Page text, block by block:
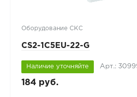
Оборудование СКС
CS2-1C5EU-22-G
Наличие уточняйте Арт.:
184 руб.